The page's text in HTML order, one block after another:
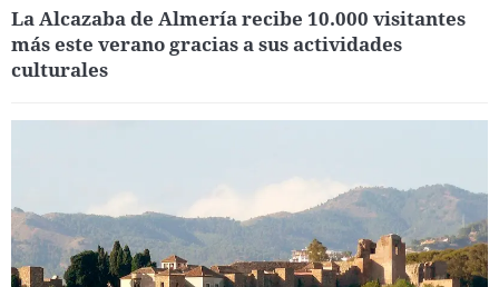
La Alcazaba de Almería recibe 10.000 visitantes
más este verano gracias a sus actividades
culturales